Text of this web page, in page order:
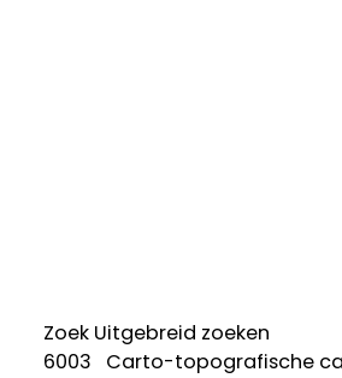
Zoek Uitgebreid zoeken
6003 Carto-topografische